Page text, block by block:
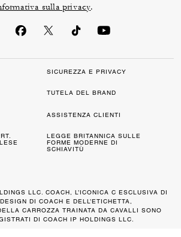
sulla privacy.
SICUREZZA E PRIVACY
TUTELA DEL BRAND
ASSISTENZA CLIENTI
LEGGE BRITANNICA SULLE
FORME MODERNE DI
SCHIAVITÙ
LLC. COACH, L’ICONICA C ESCLUSIVA DI
DI COACH E DELL’ETICHETTA,
CARROZZA TRAINATA DA CAVALLI SONO
DI COACH IP HOLDINGS LLC.